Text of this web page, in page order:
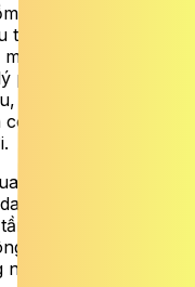
các công nghệ
năng lượng tiên
cũng nhắc tới
phát thải carbon, xử
cùng các công
nghệ chế tạo
đến không gian
mục như công
thấp, công nghệ
nghệ phương tiện
phân tách và